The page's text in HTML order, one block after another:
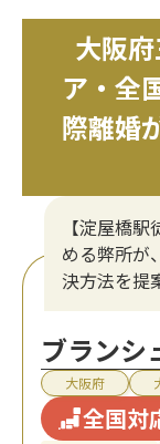
大阪
ア・全
際離婚
【淀屋橋
める弊所が
決方法を提
ブランシ
大阪府
全国対